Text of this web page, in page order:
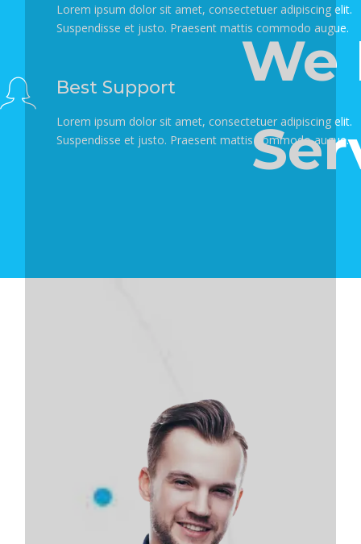
We
Lorem ipsum dolor sit amet, consectetuer adipiscing elit.
Suspendisse et justo. Praesent mattis commodo augue.
Best Support
Lorem ipsum dolor sit amet, consectetuer adipiscing elit.
Suspendisse et justo. Praesent mattis commodo augue.